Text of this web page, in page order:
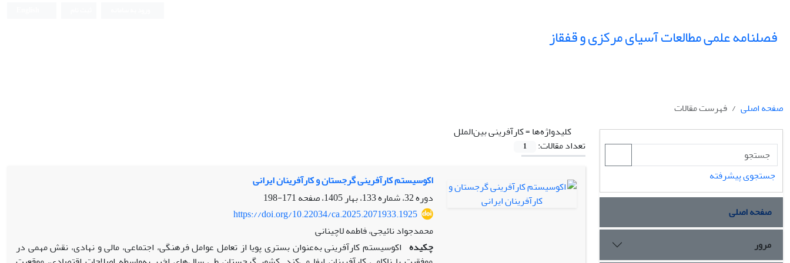
فصلنامه علمی مطالعات آسیای مرکزی و قفقاز
صفحه اصلی
فهرست مقالات
کلیدواژه‌ها =کارآفرینی بین‌الملل
تعداد مقالات:
1
اکوسیستم کارآفرینی گرجستان و کارآفرینان ایرانی
دوره 32، شماره 133، بهار 1405، صفحه
171-198
https://doi.org/10.22034/ca.2025.2071933.1925
محمدجواد نائیجی، فاطمه لاچینانی
چکیده اکوسیستم کارآفرینی به‌عنوان بستری پویا از تعامل عوامل فرهنگی، اجتماعی، مالی و نهادی، نقش مهمی در
جستجوی پیشرفته
صفحه اصلی
مرور